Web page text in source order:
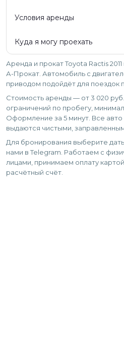
Условия аренды
Куда я могу проехать
Аренда и прокат Toyota Ractis
А-Прокат. Автомобиль с
приводом подойдёт для поездок
Стоимость аренды — от 3 020
ограничений по пробегу,
Оформление за 5 минут. Все
выдаются чистыми,
Для бронирования выберите
нами в Telegram. Работаем с
лицами, принимаем оплату
расчётный счёт.